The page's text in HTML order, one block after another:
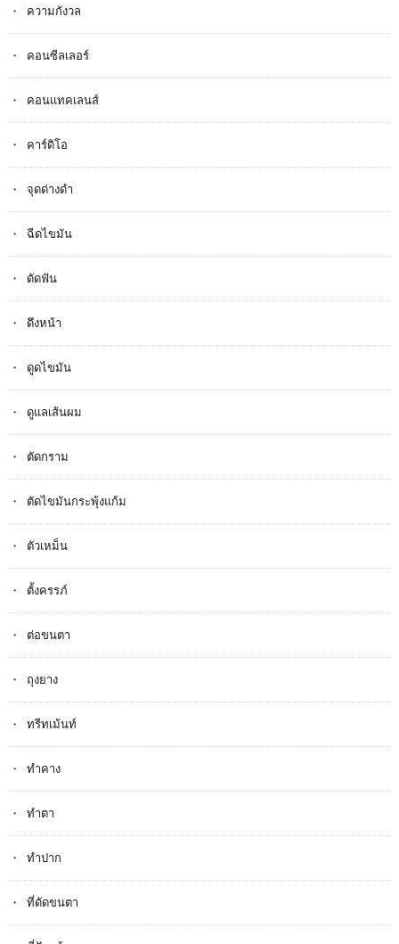
ความกังวล
คอนซีลเลอร์
คอนแทคเลนส์
คาร์ดิโอ
จุดด่างดำ
ฉีดไขมัน
ดัดฟัน
ดึงหน้า
ดูดไขมัน
ดูแลเส้นผม
ตัดกราม
ตัดไขมันกระพุ้งแก้ม
ตัวเหม็น
ตั้งครรภ​์
ต่อขนตา
ถุงยาง
ทรีทเม้นท์
ทำคาง
ทำตา
ทำปาก
ที่ดัดขนตา